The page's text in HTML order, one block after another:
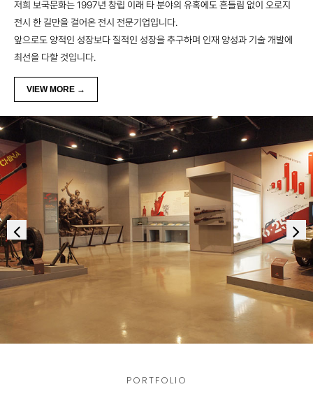
저희 보국문화는 1997년 창립 이래 타 분야의 유혹에도 흔들림 없이 오로지
전시 한 길만을 걸어온 전시 전문기업입니다.
앞으로도 양적인 성장보다 질적인 성장을 추구하며 인재 양성과 기술 개발에
최선을 다할 것입니다.
VIEW MORE →
PORTFOLIO